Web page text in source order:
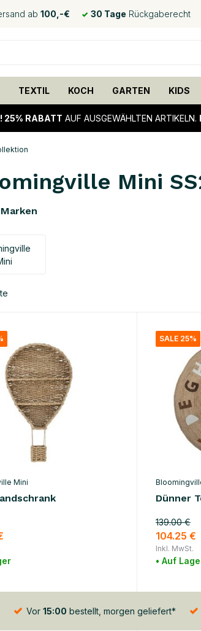
ab 100,-€ 30 Tage Rückgaberecht
TEXTIL KOCH GARTEN KIDS
25% RABATT AUF AUSGEWÄHLTEN ARTIKELN.
Mini
Mini
SALE 25%
Dünner
139.00 €
104.25 €
Inkl. MwSt.
• Auf
Vor 15:00 bestellt, morgen geliefert*